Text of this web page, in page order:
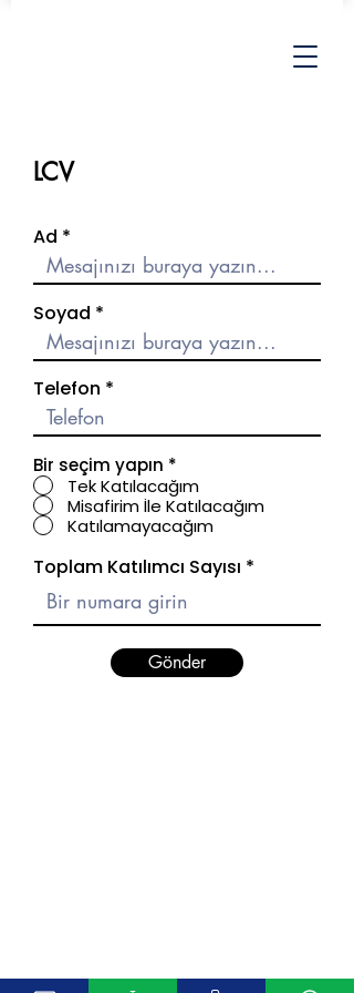
LCV
Ad
Soyad
Telefon
Bir seçim yapın *
Tek Katılacağım
Misafirim İle Katılacağım
Katılamayacağım
Toplam Katılımcı Sayısı
Gönder